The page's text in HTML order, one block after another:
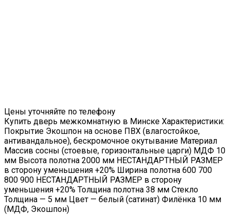
Цены уточняйте по телефону
Купить дверь межкомнатную в Минске Характеристики:
Покрытие Экошпон на основе ПВХ (влагостойкое,
антивандальное), бескромочное окутывание Материал
Массив сосны (стоевые, горизонтальные царги) МДФ 10
мм Высота полотна 2000 мм НЕСТАНДАРТНЫЙ РАЗМЕР
в сторону уменьшения +20% Ширина полотна 600 700
800 900 НЕСТАНДАРТНЫЙ РАЗМЕР в сторону
уменьшения +20% Толщина полотна 38 мм Стекло
Толщина — 5 мм Цвет — белый (сатинат) Филёнка 10 мм
(МДФ, Экошпон)